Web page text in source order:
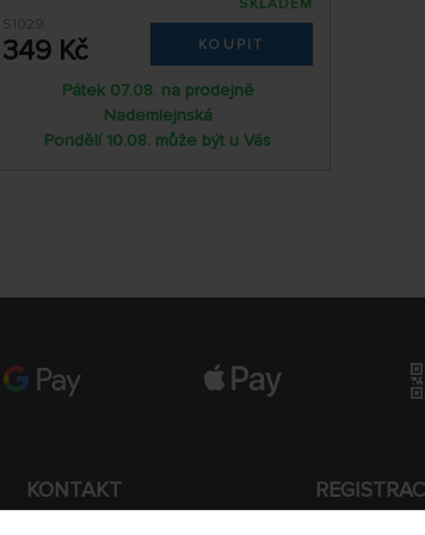
S1029
349 Kč
SKLADEM
KOUPIT
Pátek 07.08. na prodejně
Nademlejnská
Pondělí 10.08. může být u Vás
KONTAKT